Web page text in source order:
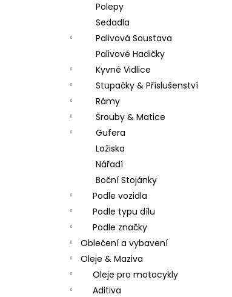
Polepy
Sedadla
Palivová Soustava
Palivové Hadičky
Kyvné Vidlice
Stupačky & Příslušenství
Rámy
Šrouby & Matice
Gufera
Ložiska
Nářadí
Boční Stojánky
Podle vozidla
Podle typu dílu
Podle značky
Oblečení a vybavení
Oleje & Maziva
Oleje pro motocykly
Aditiva